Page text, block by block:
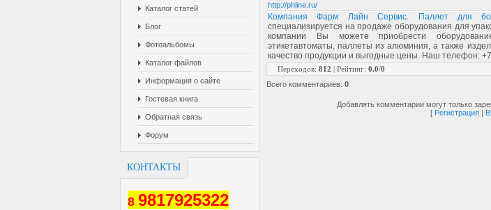
Каталог статей
Блог
Фотоальбомы
Каталог файлов
Информация о сайте
Гостевая книга
Обратная связь
Форум
КОНТАКТЫ
8 9817925322
http://phline.ru/
Компания Фарм Лайн Сервис. Паллет для
специализируется на продаже оборудования для
компании Вы можете приобрести
этикетавтоматы, паллеты из алюминия, а также
качество продукции и выгодные цены. Наш телефон:
Переходов: 812 | Рейтинг: 0.0/0
Всего комментариев: 0
Добавлять комментарии могут только
[ Регистрация |